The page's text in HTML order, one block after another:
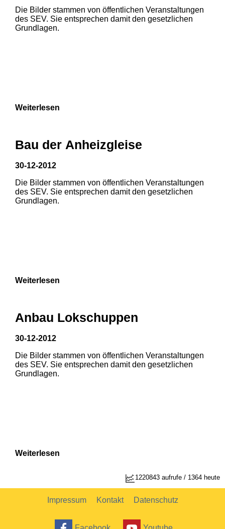
1 2
2
Die Bilder stammen von öffentlichen Veranstaltungen
des SEV. Sie entsprechen damit den gesetzlichen
Grundlagen.
Weiterlesen
Bau der Anheizgleise
30-12-2012
Die Bilder stammen von öffentlichen Veranstaltungen
des SEV. Sie entsprechen damit den gesetzlichen
Grundlagen.
Weiterlesen
Anbau Lokschuppen
30-12-2012
Die Bilder stammen von öffentlichen Veranstaltungen
des SEV. Sie entsprechen damit den gesetzlichen
Grundlagen.
Weiterlesen
1220843 aufrufe / 1364 heute
Impressum Kontakt Datenschutz